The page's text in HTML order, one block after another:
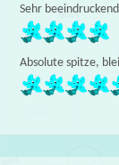
Sehr
Absolute spitze,